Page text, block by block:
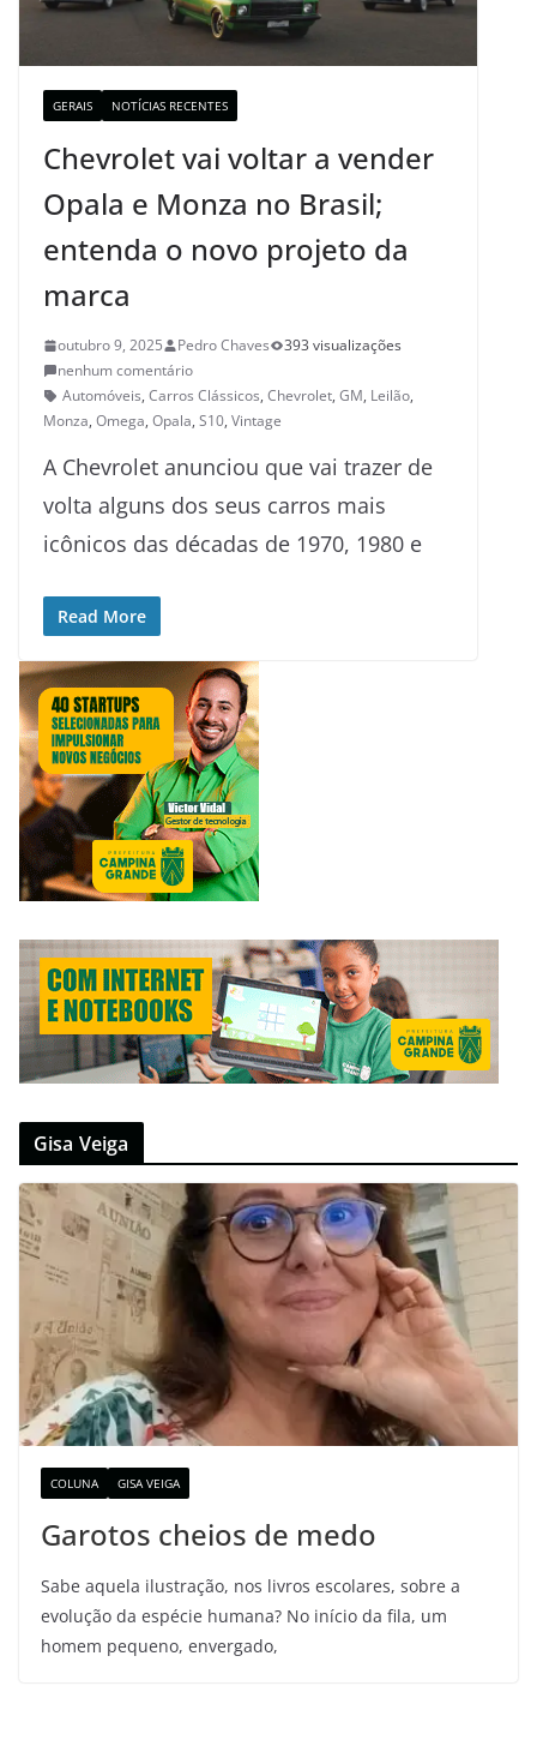
GERAIS NOTÍCIAS RECENTES
Chevrolet vai voltar a vender
Opala e Monza no Brasil;
entenda o novo projeto da
marca
outubro 9, 2025 Pedro Chaves
393 visualizações
nenhum comentário
Automóveis, Carros Clássicos, Chevrolet, GM, Leilão,
Monza, Omega, Opala, S10, Vintage
A Chevrolet anunciou que vai trazer de
volta alguns dos seus carros mais
icônicos das décadas de 1970, 1980 e
Read More
Gisa Veiga
COLUNA GISA VEIGA
Garotos cheios de medo
Sabe aquela ilustração, nos livros escolares, sobre a
evolução da espécie humana? No início da fila, um
homem pequeno, envergado,